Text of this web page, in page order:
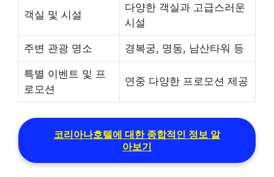
객실 및 시설
다양한 객실과 고급스러운
시설
주변 관광 명소 경복궁, 명동, 남산타워 등
특별 이벤트 및 프
로모션
연중 다양한 프로모션 제공
코리아나호텔에 대한 종합적인 정보 알
아보기